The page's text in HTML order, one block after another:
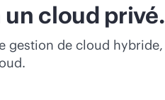
cloud privé.
de cloud